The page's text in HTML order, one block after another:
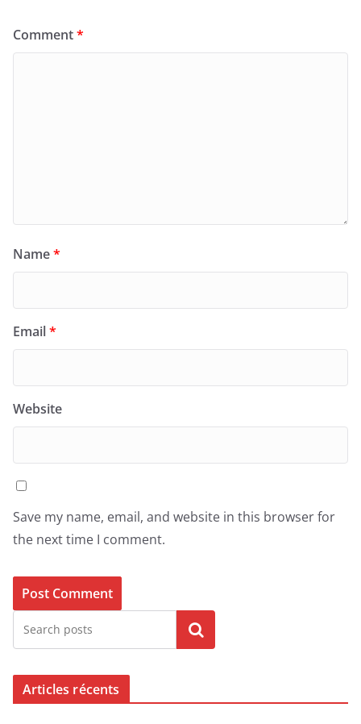
Comment*
Name*
Email*
Website
Save my name, email, and website in this browser for
the next time I comment.
Search
Articles récents